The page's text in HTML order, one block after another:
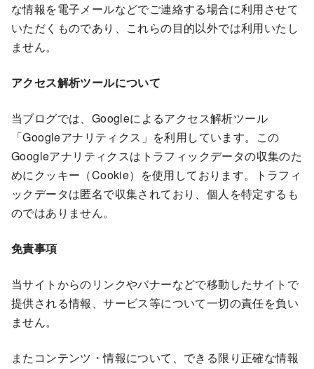
な情報を電子メールなどでご連絡する場合に利用させて
いただくものであり、これらの目的以外では利用いたし
ません。
アクセス解析ツールについて
当ブログでは、Googleによるアクセス解析ツール
「Googleアナリティクス」を利用しています。この
Googleアナリティクスはトラフィックデータの収集のた
めにクッキー（Cookie）を使用しております。トラフィ
ックデータは匿名で収集されており、個人を特定するも
のではありません。
免責事項
当サイトからのリンクやバナーなどで移動したサイトで
提供される情報、サービス等について一切の責任を負い
ません。
またコンテンツ・情報について、できる限り正確な情報